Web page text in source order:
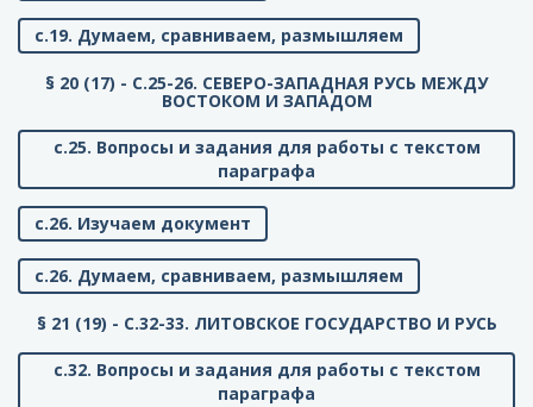
с.19. Думаем, сравниваем, размышляем
§ 20 (17) - C.25-26. СЕВЕРО-ЗАПАДНАЯ РУСЬ МЕЖДУ
ВОСТОКОМ И ЗАПАДОМ
с.25. Вопросы и задания для работы с текстом
параграфа
с.26. Изучаем документ
с.26. Думаем, сравниваем, размышляем
§ 21 (19) - C.32-33. ЛИТОВСКОЕ ГОСУДАРСТВО И РУСЬ
с.32. Вопросы и задания для работы с текстом
параграфа